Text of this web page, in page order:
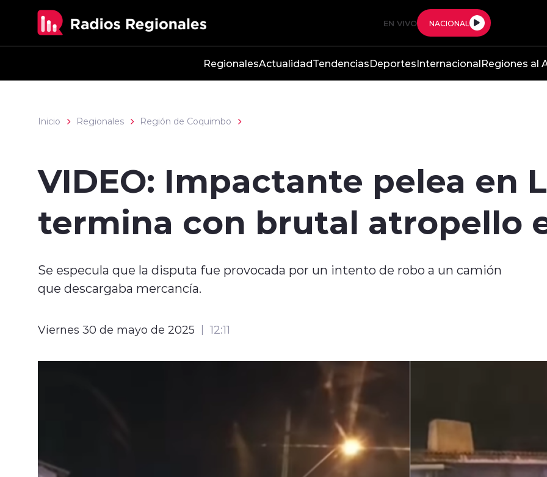
EN VIVO NACIONAL
RegionalesActualidadTendenciasDeportesInternacionalRegiones al
Inicio Regionales Región de Coquimbo
VIDEO: Impactante pelea en
termina con brutal atropello
Se especula que la disputa fue provocada por un intento de robo a un camión
que descargaba mercancía.
Viernes 30 de mayo de 2025 12:11